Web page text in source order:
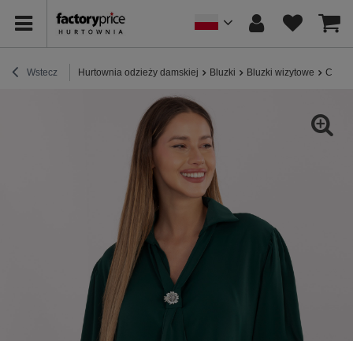
Wstecz Hurtownia odzieży damskiej Bluzki Bluzki wizytowe